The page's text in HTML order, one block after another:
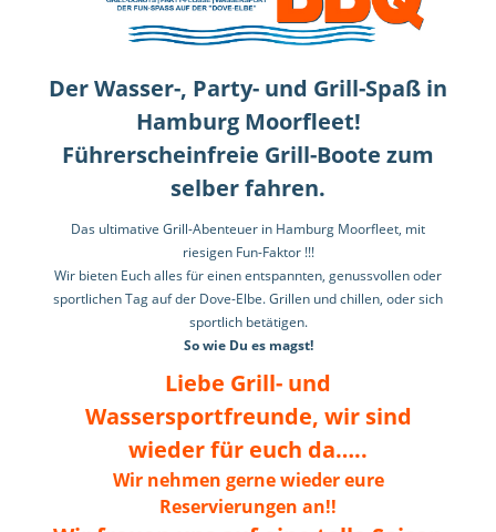
Hamburg Moorfleet!
Führerscheinfreie Grill-Boote zum
selber fahren.
riesigen Fun-Faktor !!!
Wir bieten Euch alles für einen entspannten, genussvollen oder
sportlichen Tag auf der Dove-Elbe. Grillen und chillen, oder sich
sportlich betätigen.
So wie Du es magst!
Liebe Grill- und
Wassersportfreunde, wir sind
wieder für euch da…..
Wirnehmen gerne wieder eure
Reservierungen an!!
Wir freuen uns auf eine tolle Saison